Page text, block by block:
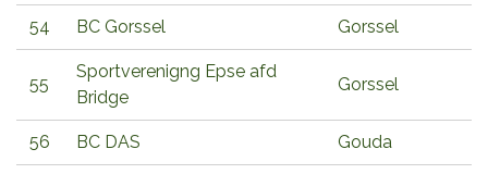
54 BC Gorssel Gorssel
55
Sportverenigng Epse afd
Bridge
Gorssel
56 BC DAS Gouda